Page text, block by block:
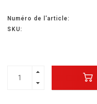
Numéro de l'article:
SKU: